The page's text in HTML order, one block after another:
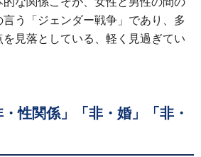
う「ジェンダー戦争」であり、多
を見落としている、軽く見過ぎてい
・性関係」「非・婚」「非・